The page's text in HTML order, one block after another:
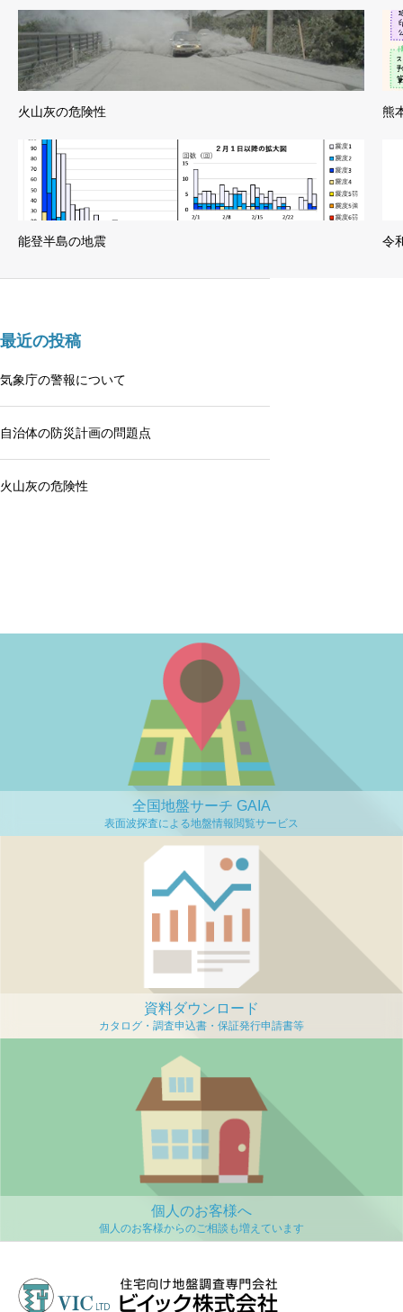
火山灰の危険性 熊
能登半島の地震 令
最近の投稿
気象庁の警報について
自治体の防災計画の問題点
火山灰の危険性
全国地盤サーチ GAIA
資料ダウンロード
個人のお客様へ